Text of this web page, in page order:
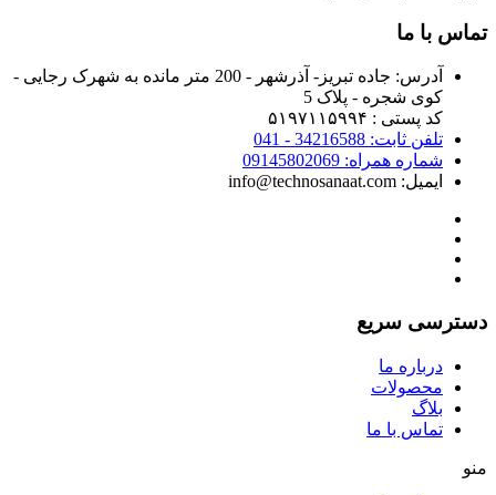
تماس با ما
آدرس:
جاده تبریز- آذرشهر - 200 متر مانده به شهرک رجایی -
کوی شجره - پلاک 5
کد پستی : ۵۱۹۷۱۱۵۹۹۴
تلفن ثابت: 34216588 - 041
شماره همراه: 09145802069
ایمیل: info@technosanaat.com
دسترسی سریع
درباره ما
محصولات
بلاگ
تماس با ما
منو